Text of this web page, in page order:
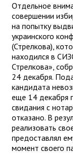
Отдельное
совершении
на попытку
украинского
(Стрелкова),
находился в
Стрелкова»,
24 декабря.
кандидата
еще 14 декабря
свидания с
отказано. В
реализовать
предоставлял
момент своего